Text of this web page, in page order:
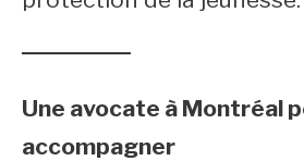
Une avocate à Montréal
accompagner